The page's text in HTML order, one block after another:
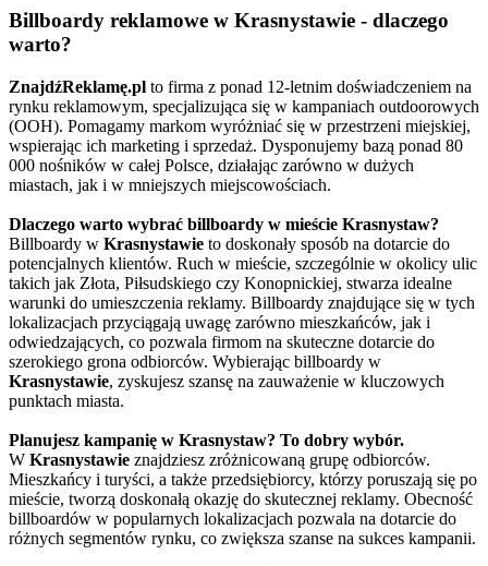
Billboardy reklamowe w Krasnystawie - dlaczego
warto?
ZnajdźReklamę.pl to firma z ponad 12-letnim doświadczeniem na
rynku reklamowym, specjalizująca się w kampaniach outdoorowych
(OOH). Pomagamy markom wyróżniać się w przestrzeni miejskiej,
wspierając ich marketing i sprzedaż. Dysponujemy bazą ponad 80
000 nośników w całej Polsce, działając zarówno w dużych
miastach, jak i w mniejszych miejscowościach.
Dlaczego warto wybrać billboardy w mieście Krasnystaw?
Billboardy w Krasnystawie to doskonały sposób na dotarcie do
potencjalnych klientów. Ruch w mieście, szczególnie w okolicy ulic
takich jak Złota, Piłsudskiego czy Konopnickiej, stwarza idealne
warunki do umieszczenia reklamy. Billboardy znajdujące się w tych
lokalizacjach przyciągają uwagę zarówno mieszkańców, jak i
odwiedzających, co pozwala firmom na skuteczne dotarcie do
szerokiego grona odbiorców. Wybierając billboardy w
Krasnystawie, zyskujesz szansę na zauważenie w kluczowych
punktach miasta.
Planujesz kampanię w Krasnystaw? To dobry wybór.
W Krasnystawie znajdziesz zróżnicowaną grupę odbiorców.
Mieszkańcy i turyści, a także przedsiębiorcy, którzy poruszają się po
mieście, tworzą doskonałą okazję do skutecznej reklamy. Obecność
billboardów w popularnych lokalizacjach pozwala na dotarcie do
różnych segmentów rynku, co zwiększa szanse na sukces kampanii.